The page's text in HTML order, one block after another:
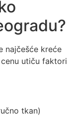
najčešće kreće
cenu utiču faktori
tkan)